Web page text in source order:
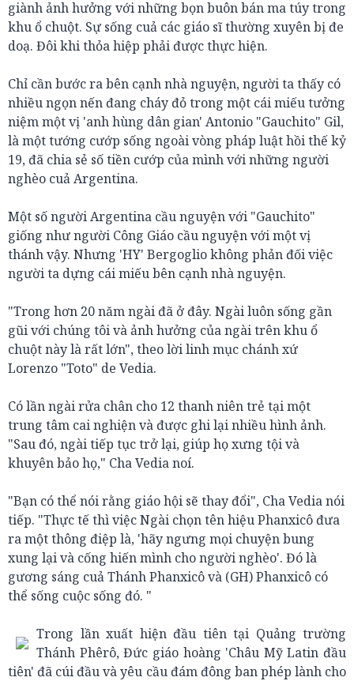
giành ảnh hưởng với những bọn buôn bán ma túy trong
khu ổ chuột. Sự sống cuả các giáo sĩ thường xuyên bị đe
doạ. Đôi khi thỏa hiệp phải được thực hiện.
Chỉ cần bước ra bên cạnh nhà nguyện, người ta thấy có
nhiều ngọn nến đang cháy đỏ trong một cái miếu tưởng
niệm một vị 'anh hùng dân gian' Antonio "Gauchito" Gil,
là một tướng cướp sống ngoài vòng pháp luật hồi thế kỷ
19, đã chia sẻ số tiền cướp của mình với những người
nghèo cuả Argentina.
Một số người Argentina cầu nguyện với "Gauchito"
giống như người Công Giáo cầu nguyện với một vị
thánh vậy. Nhưng 'HY' Bergoglio không phản đối việc
người ta dựng cái miếu bên cạnh nhà nguyện.
"Trong hơn 20 năm ngài đã ở đây. Ngài luôn sống gần
gũi với chúng tôi và ảnh hưởng của ngài trên khu ổ
chuột này là rất lớn", theo lời linh mục chánh xứ
Lorenzo "Toto" de Vedia.
Có lần ngài rửa chân cho 12 thanh niên trẻ tại một
trung tâm cai nghiện và được ghi lại nhiều hình ảnh.
"Sau đó, ngài tiếp tục trở lại, giúp họ xưng tội và
khuyên bảo họ," Cha Vedia noí.
"Bạn có thể nói rằng giáo hội sẽ thay đổi", Cha Vedia nói
tiếp. "Thực tế thì việc Ngài chọn tên hiệu Phanxicô đưa
ra một thông điệp là, 'hãy ngưng mọi chuyện bung
xung lại và cống hiến mình cho người nghèo'. Đó là
gương sáng cuả Thánh Phanxicô và (GH) Phanxicô có
thể sống cuộc sống đó. "
Trong lần xuất hiện đầu tiên tại Quảng trường
Thánh Phêrô, Đức giáo hoàng 'Châu Mỹ Latin đầu
tiên' đã cúi đầu và yêu cầu đám đông ban phép lành cho